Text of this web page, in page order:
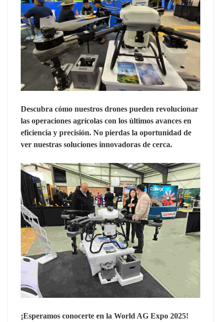
Descubra cómo nuestros drones pueden revolucionar
las operaciones agrícolas con los últimos avances en
eficiencia y precisión. No pierdas la oportunidad de
ver nuestras soluciones innovadoras de cerca.
¡Esperamos conocerte en la World AG Expo 2025!